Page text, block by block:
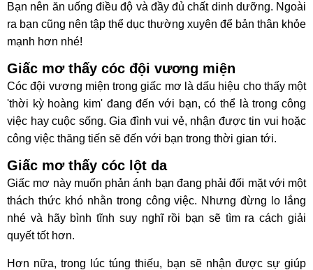
Bạn nên ăn uống điều độ và đầy đủ chất dinh dưỡng. Ngoài
ra bạn cũng nên tập thể dục thường xuyên để bản thân khỏe
mạnh hơn nhé!
Giấc mơ thấy cóc đội vương miện
Cóc đội vương miện trong giấc mơ là dấu hiệu cho thấy một
'thời kỳ hoàng kim' đang đến với bạn, có thể là trong công
việc hay cuộc sống. Gia đình vui vẻ, nhận được tin vui hoặc
công việc thăng tiến sẽ đến với bạn trong thời gian tới.
Giấc mơ thấy cóc lột da
Giấc mơ này muốn phản ánh bạn đang phải đối mặt với một
thách thức khó nhằn trong công việc. Nhưng đừng lo lắng
nhé và hãy bình tĩnh suy nghĩ rồi bạn sẽ tìm ra cách giải
quyết tốt hơn.
Hơn nữa, trong lúc túng thiếu, bạn sẽ nhận được sự giúp